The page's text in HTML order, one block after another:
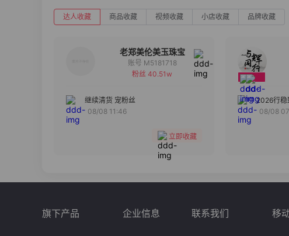
达人收藏 商品收藏 视频收藏 小店收藏 品牌收藏
老郑美伦美玉珠宝
备注
账号 M5181718
粉丝 40.51w
继续清货 宠粉丝
08/08 11:46
立即收藏
2026行稳
08/08
旗下产品 企业信息 联系我们 移